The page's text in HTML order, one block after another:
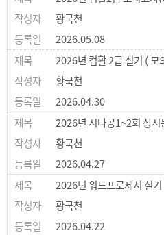
황국천
2026.05.08
2026년 컴활 2급 실기 ( 모
황국천
2026.04.30
2026년 시나공1~2회 상시
황국천
2026.04.27
2026년 워드프로세서 실
황국천
2026.04.22